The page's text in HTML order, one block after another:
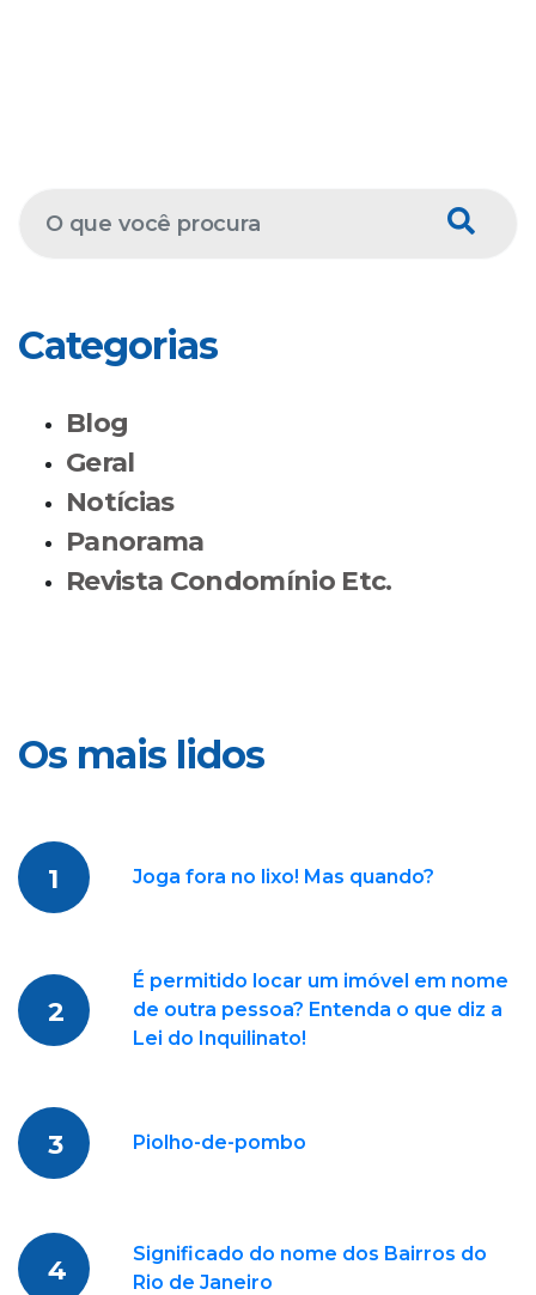
Categorias
Blog
Geral
Notícias
Panorama
Revista Condomínio Etc.
Os mais lidos
1 Joga fora no lixo! Mas quando?
2
É permitido locar um imóvel em nome
de outra pessoa? Entenda o que diz a
Lei do Inquilinato!
3 Piolho-de-pombo
4
Significado do nome dos Bairros do
Rio de Janeiro